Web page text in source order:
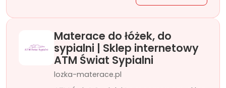
Materace do łóżek, do
sypialni | Sklep internetowy
ATM Świat Sypialni
lozka-materace.pl